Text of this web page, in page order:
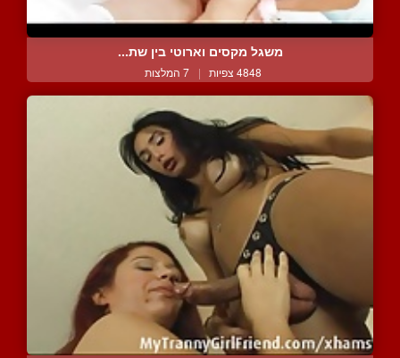
משגל מקסים וארוטי בין שת...
4848 צפיות | 7 המלצות